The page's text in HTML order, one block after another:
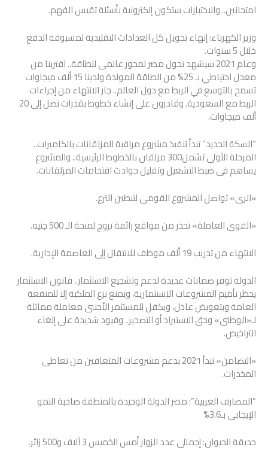
امتحانين.. والاختبارات ستكون إلكترونية بأسئلة تقيس الفهم.
وزير الكهرباء: إنهاء تحويل كل العدادات التقليدية لمسبوقة الدفع
خلال 5 سنوات.
وعام 2021 سيشهد تحول مصر لمحور عالمى للطاقة.. اقتربنا من
معدل احتياطي بـ 25% من الطاقة المولدة ولدينا 15 ألف ميجاوات
تسمح بالتوسع في الربط مع دول العالم.. جار الانتهاء من إجراءات
الربط مع السعودية. وقادرون على إنشاء خطوط بقدرات تصل إلى 20
ألف ميجاوات.
“السكة الحديد” تبدأ تنفيذ مشروع مراقبة المزلقانات بالكاميرات..
المرحلة الأولى تشمل300 مزلقان بالخطوط الرئيسية.. والمشروع
يساهم فى ضبط التشغيل وتقليل حوادث اقتحامات المزلقانات.
«الرى» تواصل المشروع القومى لتبطين الترع.
«القوى العاملة» تحذر من مواقع زائفة تروج لمنحة الـ 500 جنيه.
الانتهاء من تدريب 19 ألف موظف للانتقال إلى العاصمة الإدارية.
الدولة توفر ضمانات عديدة لدعم وتشجيع الاستثمار.. قانون الاستثمار
يحظر تأميم المشروعات الاستثمارية، ويمنع نزع الملكية إلا للمنفعة
العامة وبتعويض عادل، ويكفل للمستثمر الأجنبى معاملة مماثلة
لـ«الوطنى» وحق الاستيراد أو التصدير.. وقيود شديدة على إلغاء
التراخيص.
«التضامن» تبدأ 2021 بدعم مشروعات المتعافين من تعاطى
المخدرات.
“المصارف العربية”: مصر الدولة الوحيدة بالمنطقة صاحبة النمو
الإيجابى بـ3.6%
حديقة الحيوان: إجمالى عدد الزوار أمس الخميس 3 آلاف و500 زائر.